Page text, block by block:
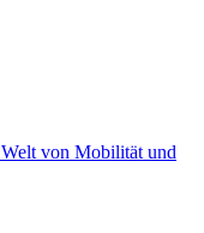
von Mobilität und